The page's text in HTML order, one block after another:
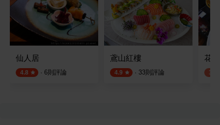
仙人居
4.8 · 6則評論
鳶山紅樓
4.9 · 33則評論
花
3.8